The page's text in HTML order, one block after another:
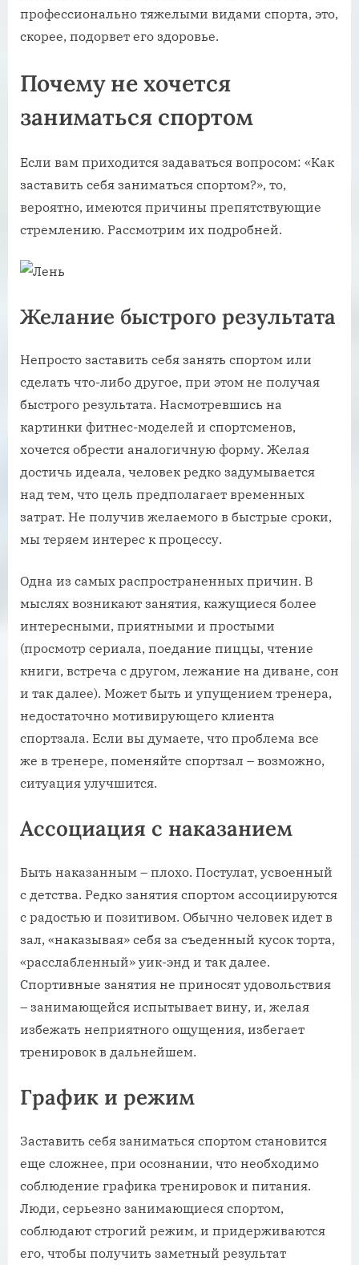
профессионально тяжелыми видами спорта, это,
скорее, подорвет его здоровье.
Почему не хочется
заниматься спортом
Если вам приходится задаваться вопросом: «Как
заставить себя заниматься спортом?», то,
вероятно, имеются причины препятствующие
стремлению. Рассмотрим их подробней.
Желание быстрого результата
Непросто заставить себя занять спортом или
сделать что-либо другое, при этом не получая
быстрого результата. Насмотревшись на
картинки фитнес-моделей и спортсменов,
хочется обрести аналогичную форму. Желая
достичь идеала, человек редко задумывается
над тем, что цель предполагает временных
затрат. Не получив желаемого в быстрые сроки,
мы теряем интерес к процессу.
Одна из самых распространенных причин. В
мыслях возникают занятия, кажущиеся более
интересными, приятными и простыми
(просмотр сериала, поедание пиццы, чтение
книги, встреча с другом, лежание на диване, сон
и так далее). Может быть и упущением тренера,
недостаточно мотивирующего клиента
спортзала. Если вы думаете, что проблема все
же в тренере, поменяйте спортзал – возможно,
ситуация улучшится.
Ассоциация с наказанием
Быть наказанным – плохо. Постулат, усвоенный
с детства. Редко занятия спортом ассоциируются
с радостью и позитивом. Обычно человек идет в
зал, «наказывая» себя за съеденный кусок торта,
«расслабленный» уик-энд и так далее.
Спортивные занятия не приносят удовольствия
– занимающейся испытывает вину, и, желая
избежать неприятного ощущения, избегает
тренировок в дальнейшем.
График и режим
Заставить себя заниматься спортом становится
еще сложнее, при осознании, что необходимо
соблюдение графика тренировок и питания.
Люди, серьезно занимающиеся спортом,
соблюдают строгий режим, и придерживаются
его, чтобы получить заметный результат